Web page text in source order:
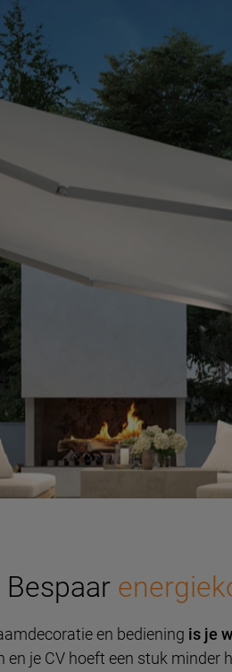
Bespaar
en bediening is je
en je CV hoeft een stuk minder